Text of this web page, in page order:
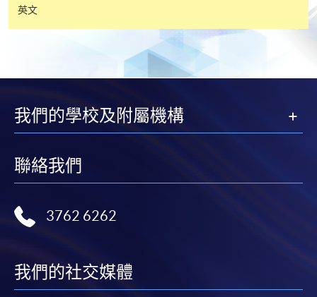
以支票退款；以信用卡繳交之款項，退款將直接退還
除本學院網頁所列明的學費外，個別課程或有其他額
外收費，詳情請聯絡有關學科職員。
其他課程，惟學院對特殊情況，可酌情處理。轉讀申
請一經批准，學員須繳付港幣120元手續費。
人資料，概不負責。
若學員有意申請付款證明書，請把填妥之申請表、貼
每張收據申請費用為港幣30 元。支票抬頭註明「香
英文
我們的學校及附屬機構
聯絡我們
3762 6262
我們的社交媒體